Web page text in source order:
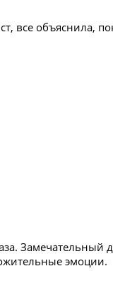
объяснила,
Замечательный
эмоции.